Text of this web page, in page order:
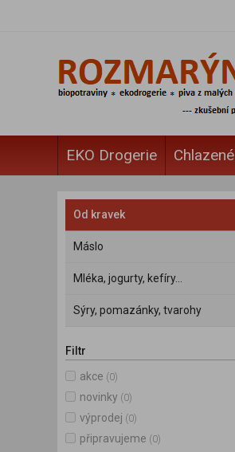
EKO Drogerie Chlazené
Od kravek
Máslo
Mléka, jogurty, kefíry...
Sýry, pomazánky, tvarohy
Filtr
akce (0)
novinky (0)
výprodej (0)
připravujeme (0)